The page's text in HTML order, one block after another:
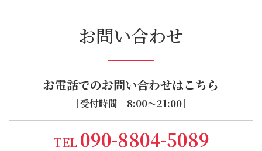
お問い合わせ
お電話でのお問い合わせはこちら
［受付時間 8:00～21:00］
TEL 090-8804-5089